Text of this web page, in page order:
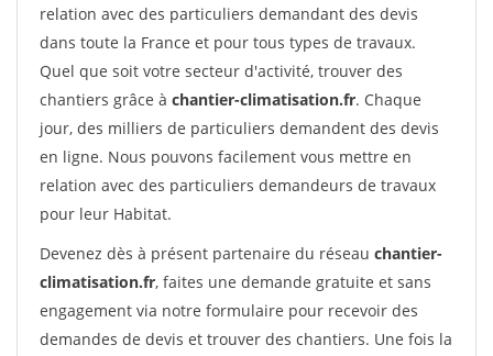
relation avec des particuliers demandant des devis
dans toute la France et pour tous types de travaux.
Quel que soit votre secteur d'activité, trouver des
chantiers grâce à chantier-climatisation.fr. Chaque
jour, des milliers de particuliers demandent des devis
en ligne. Nous pouvons facilement vous mettre en
relation avec des particuliers demandeurs de travaux
pour leur Habitat.
Devenez dès à présent partenaire du réseau chantier-
climatisation.fr, faites une demande gratuite et sans
engagement via notre formulaire pour recevoir des
demandes de devis et trouver des chantiers. Une fois la